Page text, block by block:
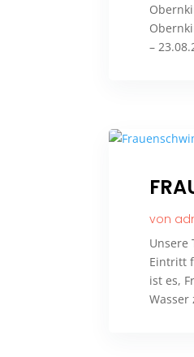
–
von
Unsere
Eintritt
ist es,
Wasser